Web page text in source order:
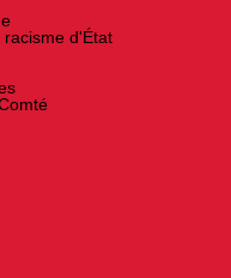
racisme d'État